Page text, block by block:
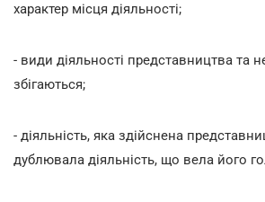
характер місця діяльності;
- види діяльності представництва та
збігаються;
- діяльність, яка здійснена
дублювала діяльність, що вела його